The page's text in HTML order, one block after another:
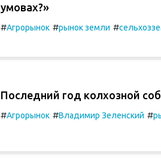
умовах?»
#Агрорынок #рынок земли #
Последний год колхозной
#Агрорынок #Владимир Зеленский #